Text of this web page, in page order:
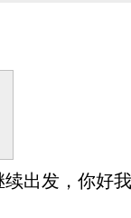
出发，你好